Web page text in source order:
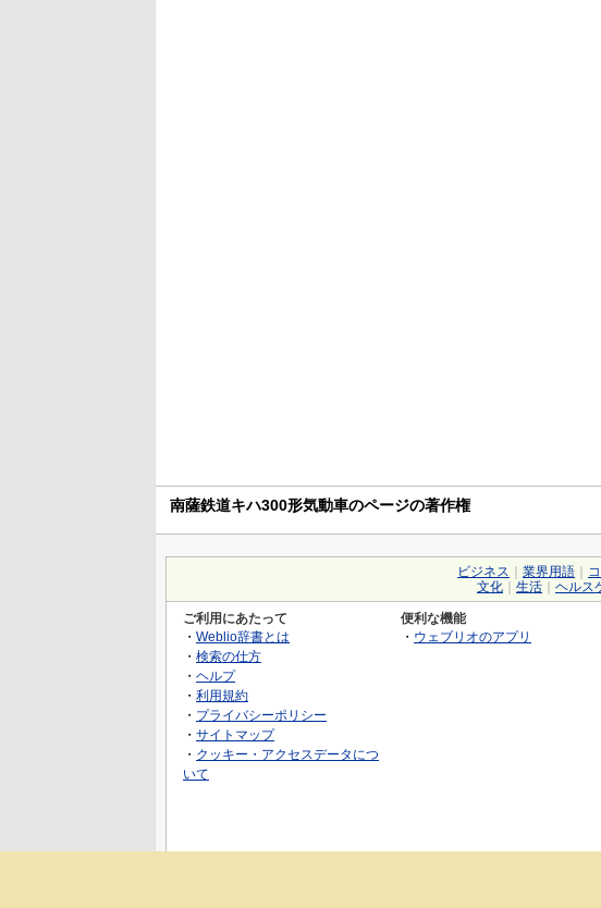
南薩鉄道キハ300形気動車のページの著作権
ビジネス 業界用語
文化
生活 ヘルス
ご利用にあたって
・ Weblio辞書とは
・ 検索の仕方
・ ヘルプ
・ 利用規約
・ プライバシーポリシー
・ サイトマップ
・ クッキー・アクセスデータにつ
いて
便利な機能
・ ウェブリオのアプリ